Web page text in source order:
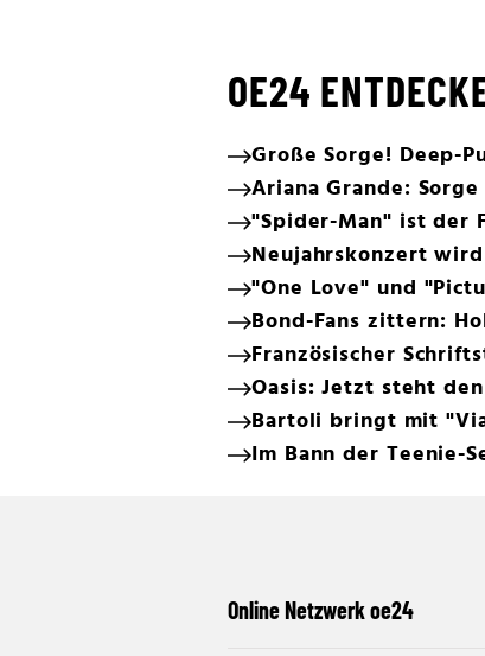
OE24
Große Sorge! Deep-
Ariana Grande:
"Spider-Man" ist der
Neujahrskonzert
"One Love" und
Bond-Fans zittern:
Französischer
Oasis: Jetzt steht
Bartoli bringt mit
Im Bann der Teenie-
Online Netzwerk oe24